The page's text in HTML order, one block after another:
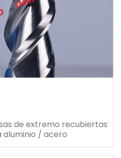
de extremo recubiertas
aluminio / acero